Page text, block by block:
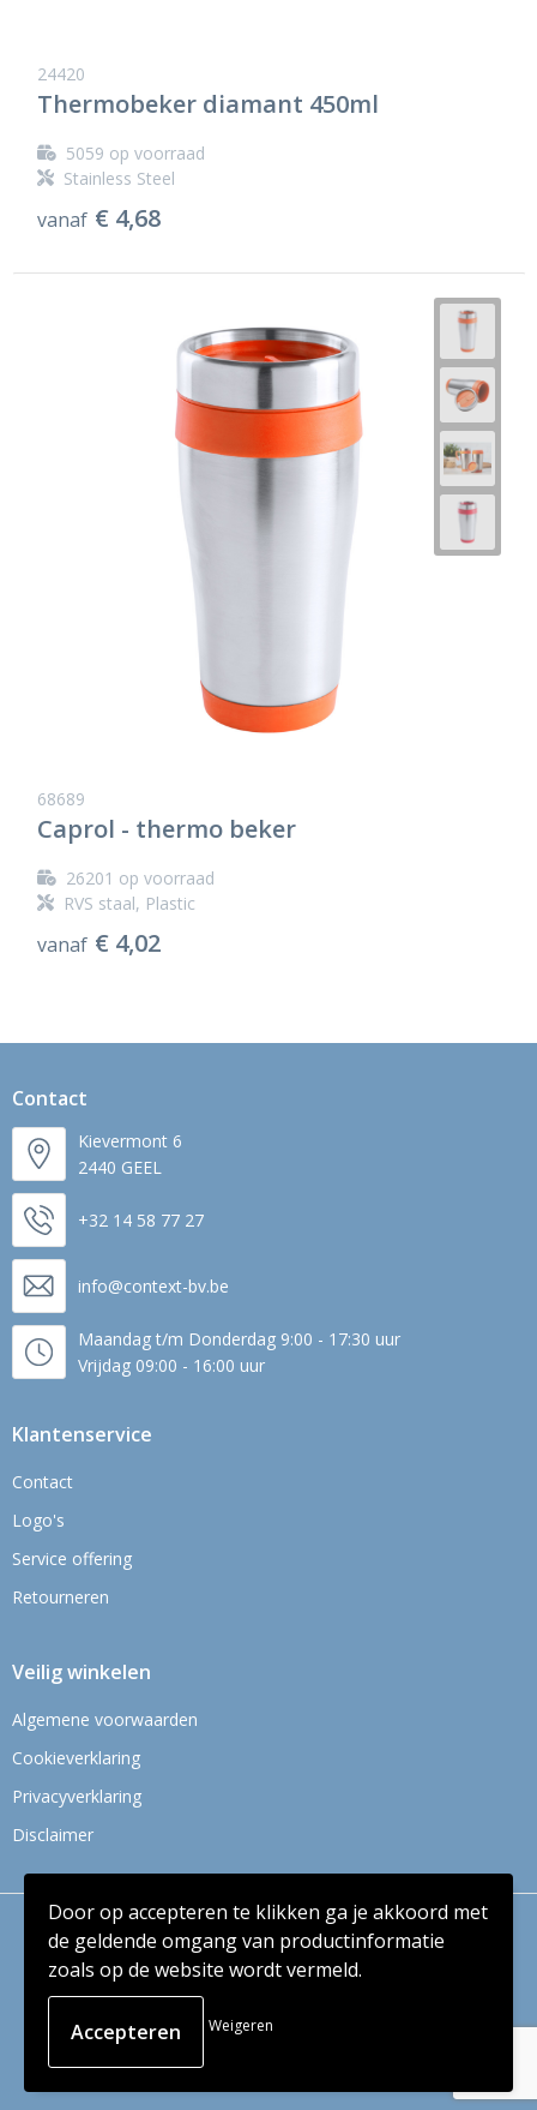
24420
Thermobeker diamant 450ml
5059 op voorraad
Stainless Steel
vanaf € 4,68
68689
Caprol - thermo beker
26201 op voorraad
RVS staal, Plastic
vanaf € 4,02
Contact
Kievermont 6
2440 GEEL
+32 14 58 77 27
info@context-bv.be
Maandag t/m Donderdag 9:00 - 17:30 uur
Vrijdag 09:00 - 16:00 uur
Klantenservice
Contact
Logo's
Service offering
Retourneren
Veilig winkelen
Algemene voorwaarden
Cookieverklaring
Privacyverklaring
Disclaimer
© Copyright Context BV 2024
Door op accepteren te klikken ga je akkoord met
de geldende omgang van productinformatie
zoals op de website wordt vermeld.
Weigeren